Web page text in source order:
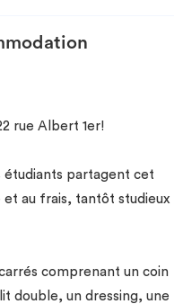
rue Albert 1er!
étudiants partagent cet
et au frais, tantôt studieux
comprenant un coin
double, un dressing, une